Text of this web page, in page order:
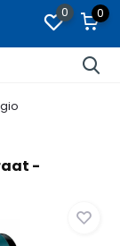
0 0
-